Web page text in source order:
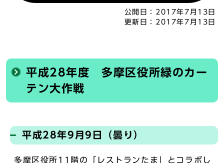
公開日： 2017年7月13日
更新日： 2017年7月13日
平成28年度 多摩区役所緑のカー
テン大作戦
平成28年9月9日（曇り）
多摩区役所11階の「レストランたま」とコラボし